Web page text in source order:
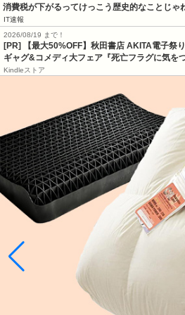
消費税が下がるってけっこう歴史的なことじゃ
IT速報
2026/08/19 まで！
[PR] 【最大50%OFF】秋田書店 AKITA電子祭
ギャグ&コメディ大フェア『死亡フラグに気を
Kindleストア